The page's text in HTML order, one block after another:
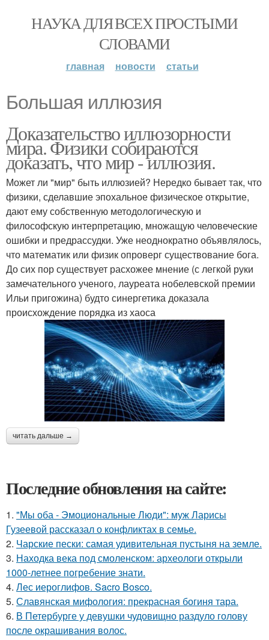
НАУКА ДЛЯ ВСЕХ ПРОСТЫМИ
СЛОВАМИ
главная новости статьи
Большая иллюзия
Доказательство иллюзорности
мира. Физики собираются
доказать, что мир - иллюзия.
Может ли "мир" быть иллюзией? Нередко бывает так, что
физики, сделавшие эпохальное физическое открытие,
дают ему собственную методологическую и
философскую интерпретацию, множащую человеческие
ошибки и предрассудки. Уже неоднократно объявлялось,
что математик или физик опроверг существование бога.
До сих пор существует расхожее мнение (с легкой руки
замечательного ученого, лауреата нобелевской премии
Ильи пригожина) будто синергетика доказала
происхождение порядка из хаоса
читать дальше →
Последние обновления на сайте:
1. "Мы оба - Эмоциональные Люди": муж Ларисы
Гузеевой рассказал о конфликтах в семье.
2. Чарские пески: самая удивительная пустыня на земле.
3. Находка века под смоленском: археологи открыли
1000-летнее погребение знати.
4. Лес иероглифов. Sacro Bosco.
5. Славянская мифология: прекрасная богиня тара.
6. В Петербурге у девушки чудовищно раздуло голову
после окрашивания волос.